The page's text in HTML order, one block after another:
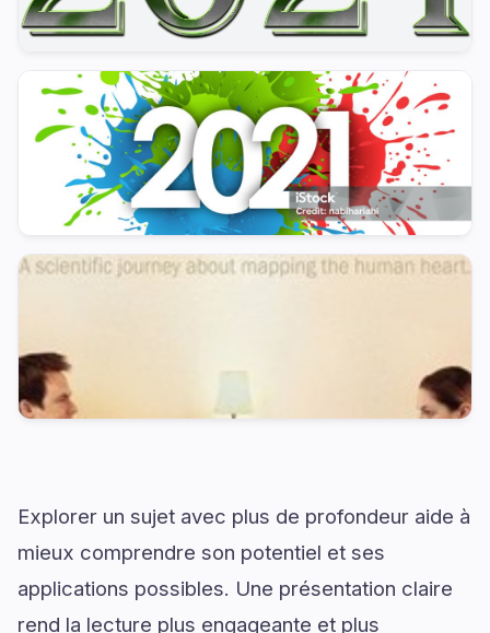
Explorer un sujet avec plus de profondeur aide à
mieux comprendre son potentiel et ses
applications possibles. Une présentation claire
rend la lecture plus engageante et plus